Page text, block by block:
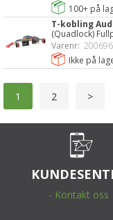
100+ på
T-kobling
(Quadlock)
Varenr:
Ikke på
1 2 >
- Kontakt oss